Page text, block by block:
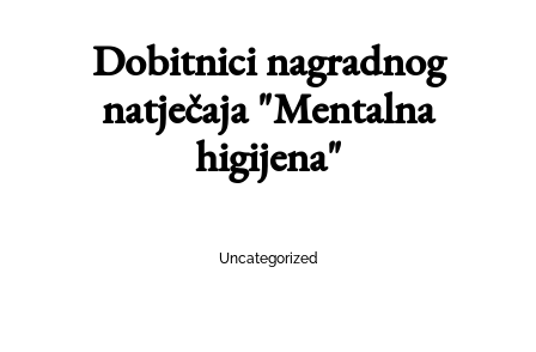
Dobitnici nagradnog
natječaja "Mentalna
higijena"
Uncategorized